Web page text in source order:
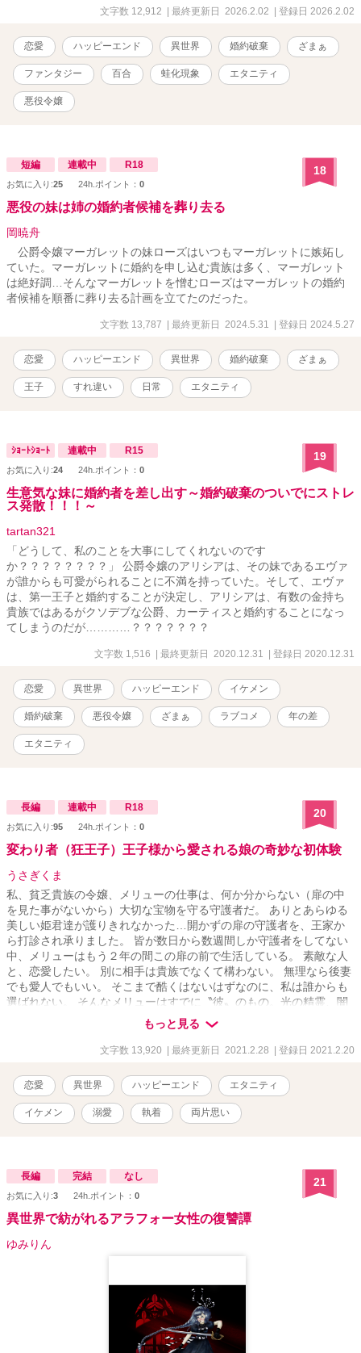
文字数 12,912 | 最終更新日 2026.2.02 | 登録日 2026.2.02
恋愛 ハッピーエンド 異世界 婚約破棄 ざまぁ
ファンタジー 百合 蛙化現象 エタニティ
悪役令嬢
短編 連載中 R18
お気に入り:25 24h.ポイント： 0
18
悪役の妹は姉の婚約者候補を葬り去る
岡暁舟
公爵令嬢マーガレットの妹ローズはいつもマーガレットに嫉妬し
ていた。マーガレットに婚約を申し込む貴族は多く、マーガレット
は絶好調…そんなマーガレットを憎むローズはマーガレットの婚約
者候補を順番に葬り去る計画を立てたのだった。
文字数 13,787 | 最終更新日 2024.5.31 | 登録日 2024.5.27
恋愛 ハッピーエンド 異世界 婚約破棄 ざまぁ
王子 すれ違い 日常 エタニティ
ｼｮｰﾄｼｮｰﾄ 連載中 R15
お気に入り:24 24h.ポイント： 0
19
生意気な妹に婚約者を差し出す～婚約破棄のついでにストレ
ス発散！！！～
tartan321
「どうして、私のことを大事にしてくれないのです
か？？？？？？？？」 公爵令嬢のアリシアは、その妹であるエヴァ
が誰からも可愛がられることに不満を持っていた。そして、エヴァ
は、第一王子と婚約することが決定し、アリシアは、有数の金持ち
貴族ではあるがクソデブな公爵、カーティスと婚約することになっ
てしまうのだが…………？？？？？？？
文字数 1,516 | 最終更新日 2020.12.31 | 登録日 2020.12.31
恋愛 異世界 ハッピーエンド イケメン
婚約破棄 悪役令嬢 ざまぁ ラブコメ 年の差
エタニティ
長編 連載中 R18
お気に入り:95 24h.ポイント： 0
20
変わり者（狂王子）王子様から愛される娘の奇妙な初体験
うさぎくま
私、貧乏貴族の令嬢、メリューの仕事は、何か分からない（扉の中
を見た事がないから）大切な宝物を守る守護者だ。 ありとあらゆる
美しい姫君達が護りきれなかった…開かずの扉の守護者を、王家か
ら打診され承りました。 皆が数日から数週間しか守護者をしてない
中、メリューはもう２年の間この扉の前で生活している。 素敵な人
と、恋愛したい。 別に相手は貴族でなくて構わない。 無理なら後妻
でも愛人でもいい。 そこまで酷くはないはずなのに、私は誰からも
選ばれない。 そんなメリューはすでに〝彼〟のもの。光の精霊、闇
の精霊を従えさせ、王国中、国外、全ての人から憧れと畏怖を抱か
せる美貌の第三王子。 第三王子からの愛は歪んでいて。とんでもな
い初体験と事実を受けることに。 ちょっと拗れた愛欲の物語。前
もっと見る
文字数 13,920 | 最終更新日 2021.2.28 | 登録日 2021.2.20
恋愛 異世界 ハッピーエンド エタニティ
イケメン 溺愛 執着 両片思い
長編 完結 なし
お気に入り:3 24h.ポイント： 0
21
異世界で紡がれるアラフォー女性の復讐譚
ゆみりん